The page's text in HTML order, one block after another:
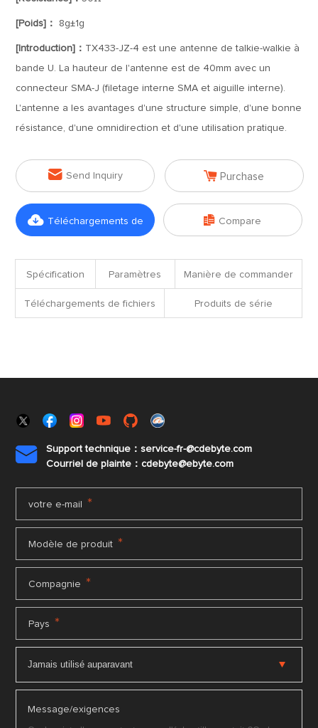
[Poids]： 8g±1g
[Introduction]： TX433-JZ-4 est une antenne de talkie-walkie à
bande U. La hauteur de l'antenne est de 40mm avec un
connecteur SMA-J (filetage interne SMA et aiguille interne).
L'antenne a les avantages d'une structure simple, d'une bonne
résistance, d'une omnidirection et d'une utilisation pratique.
 Send Inquiry  Purchase
 Téléchargements de  Compare
Spécification Paramètres Manière de commander
Téléchargements de fichiers Produits de série

Support technique：service-fr-@cdebyte.com
Courriel de plainte：cdebyte@ebyte.com
votre e-mail *
Modèle de produit *
Compagnie *
Pays *
Message/exigences